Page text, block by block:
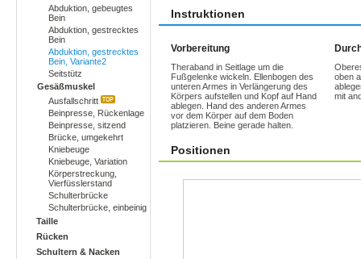
Abduktion, gebeugtes
Bein
Abduktion, gestrecktes
Bein
Abduktion, gestrecktes
Bein, Variante2
Seitstütz
Gesäßmuskel
Ausfallschritt
Beinpresse, Rückenlage
Beinpresse, sitzend
Brücke, umgekehrt
Kniebeuge
Kniebeuge, Variation
Körperstreckung,
Vierfüsslerstand
Schulterbrücke
Schulterbrücke, einbeinig
Taille
Rücken
Schultern & Nacken
Instruktionen
Vorbereitung
Theraband in Seitlage um die
Fußgelenke wickeln. Ellenbogen des
unteren Armes in Verlängerung des
Körpers aufstellen und Kopf auf Hand
ablegen. Hand des anderen Armes
vor dem Körper auf dem Boden
platzieren. Beine gerade halten.
oben
mit
Positionen